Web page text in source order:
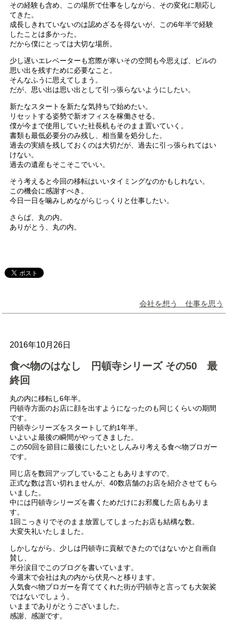
その経験も含め、この場所で仕事をしながら、その変化に順応し
てきた。
成長しきれていないのは認めざるを得ないが、この6年半で経験
したことは多かった。
だから僕にとっては大切な場所。
少し遅いエレベーターも窓際が寒いその空間も今思えば、ビルの
思い出を残すために必要なこと。
そんなふうに思えてしまう。
だが、思い出は思い出として引っ張らないようにしたい。
新たなスタートを新たな気持ちで始めたい。
リセットする姿勢で新オフィスを稼働させる。
僕が今まで使用していた社長机もそのまま置いていく。
書類も最低必要分のみ残し、相当量を処分した。
過去の実績を残しておくのは大切だが、過去に引っ張られてはい
けない。
過去の遺産もそこそこでいい。
そう考えると今回の移転はいいタイミングなのかもしれない。
この機会に感謝すべき。
今日一日を噛みしめながらじっくりと仕事したい。
さらば、丸の内。
ありがとう、丸の内。
会社を想う 仕事を思う
2016年10月26日
食べ物のはなし 円頓寺シリーズ その50 最
終回
丸の内に移転し6年半。
円頓寺方面のお店に顔を出すようになったのも同じくらいの期間
です。
円頓寺シリーズをスタートして約1年半。
いよいよ最後の瞬間がやってきました。
この50回を節目に最後にしたいとしんみり考える食べ物ブロガー
です。
同じ店を数回アップしていることもありますので、
正式な数は言い切れませんが、40数店舗のお店を紹介させてもら
いました。
中には円頓寺シリーズを書くためだけにお邪魔した店もありま
す。
1回こっきりでそのまま放置してしまったお店も結構な数。
大変失礼いたしました。
しかしながら、少しは円頓寺に貢献できたのではないかと自画自
賛し、
半分涙目でこのブログを書いています。
今週末で会社は丸の内から伏見へと移ります。
人気食べ物ブロガーを育ててくれた街が円頓寺と言っても大袈裟
ではないでしょう。
いままでありがとうございました。
感謝、感謝です。